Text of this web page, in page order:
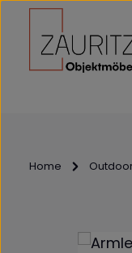
Home
Bildergalerie